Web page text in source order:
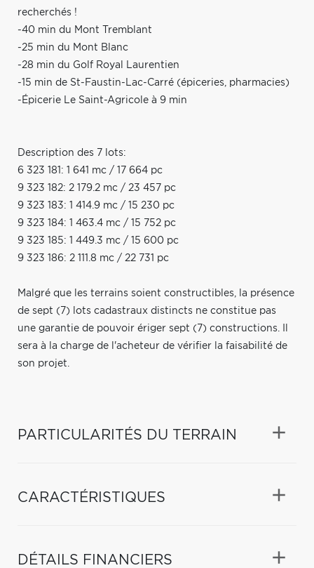
recherchés !
-40 min du Mont Tremblant
-25 min du Mont Blanc
-28 min du Golf Royal Laurentien
-15 min de St-Faustin-Lac-Carré (épiceries, pharmacies)
-Épicerie Le Saint-Agricole à 9 min
Description des 7 lots:
6 323 181: 1 641 mc / 17 664 pc
9 323 182: 2 179.2 mc / 23 457 pc
9 323 183: 1 414.9 mc / 15 230 pc
9 323 184: 1 463.4 mc / 15 752 pc
9 323 185: 1 449.3 mc / 15 600 pc
9 323 186: 2 111.8 mc / 22 731 pc
Malgré que les terrains soient constructibles, la présence
de sept (7) lots cadastraux distincts ne constitue pas
une garantie de pouvoir ériger sept (7) constructions. Il
sera à la charge de l'acheteur de vérifier la faisabilité de
son projet.
PARTICULARITÉS DU TERRAIN
CARACTÉRISTIQUES
DÉTAILS FINANCIERS